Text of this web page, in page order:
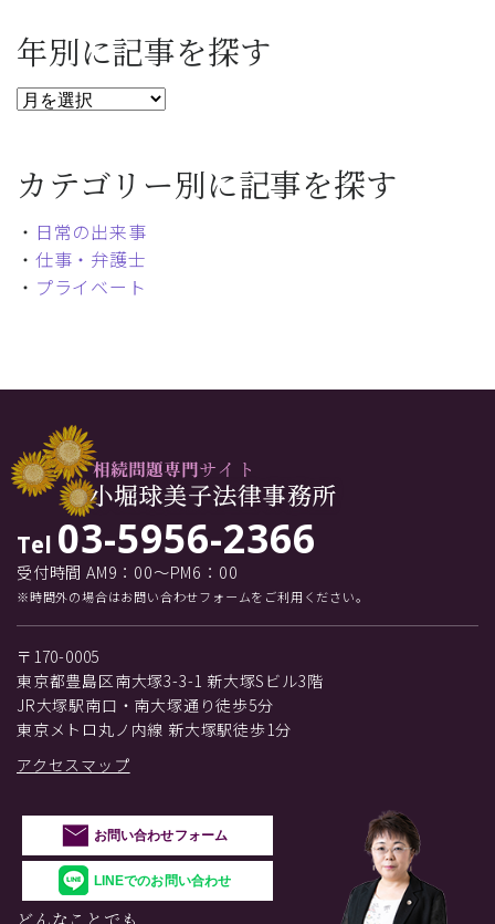
年別に記事を探す
カテゴリー別に記事を探す
・ 日常の出来事
・ 仕事・弁護士
・ プライベート
Tel 03-5956-2366
受付時間 AM9：00～PM6：00
※時間外の場合はお問い合わせフォームをご利用ください。
〒170-0005
東京都豊島区南大塚3-3-1 新大塚Sビル3階
JR大塚駅南口・南大塚通り徒歩5分
東京メトロ丸ノ内線 新大塚駅徒歩1分
アクセスマップ
お問い合わせフォーム
LINEでのお問い合わせ
どんなことでも